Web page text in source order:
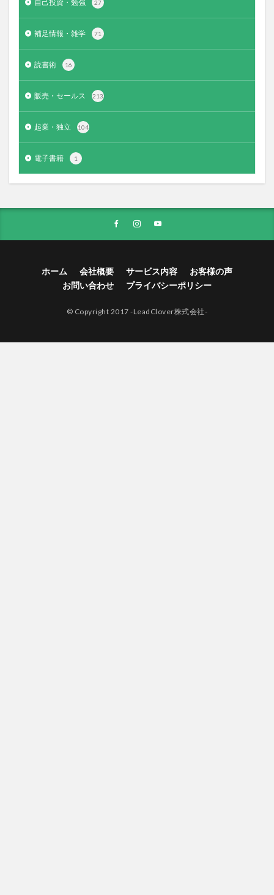
自己投資・勉強 27
補足情報・雑学 71
読書術 16
販売・セールス 213
起業・独立 104
電子書籍 1
ホーム 会社概要 サービス内容
お客様の声
お問い合わせ
プライバシーポリシー
© Copyright 2017 -LeadClover株式会社-